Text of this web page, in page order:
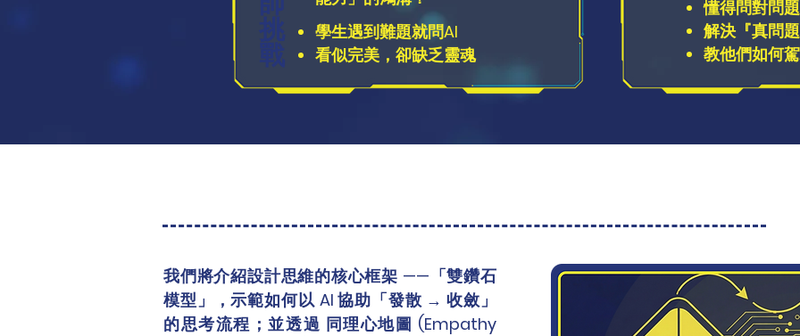
學生遇到難題就問AI
看似完美，卻缺乏靈魂
挑
戰
懂得問對問題
解決『真問
教他們如何
我們將介紹設計思維的核心框架 ——「雙鑽石
模型」，示範如何以 AI 協助「發散 → 收斂」
的思考流程；並透過 同理心地圖 (Empathy